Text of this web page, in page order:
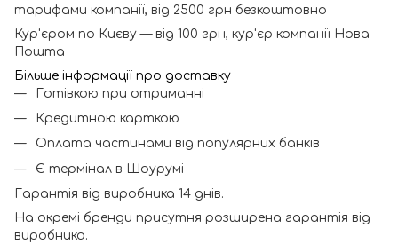
тарифами компанії, від 2500 грн безкоштовно
Кур'єром по Києву — від 100 грн, кур'єр компанії Нова
Пошта
Більше інформації про доставку
Готівкою при отриманні
Кредитною карткою
Оплата частинами від популярних банків
Є термінал в Шоурумі
Гарантія від виробника 14 днів.
На окремі бренди присутня розширена гарантія від
виробника.